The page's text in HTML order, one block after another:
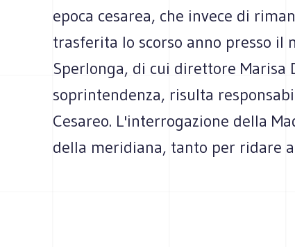
epoca cesarea, che invece di
trasferita lo scorso anno presso il
Sperlonga, di cui direttore Marisa
soprintendenza, risulta
Cesareo. L'interrogazione della
della meridiana, tanto per ridare